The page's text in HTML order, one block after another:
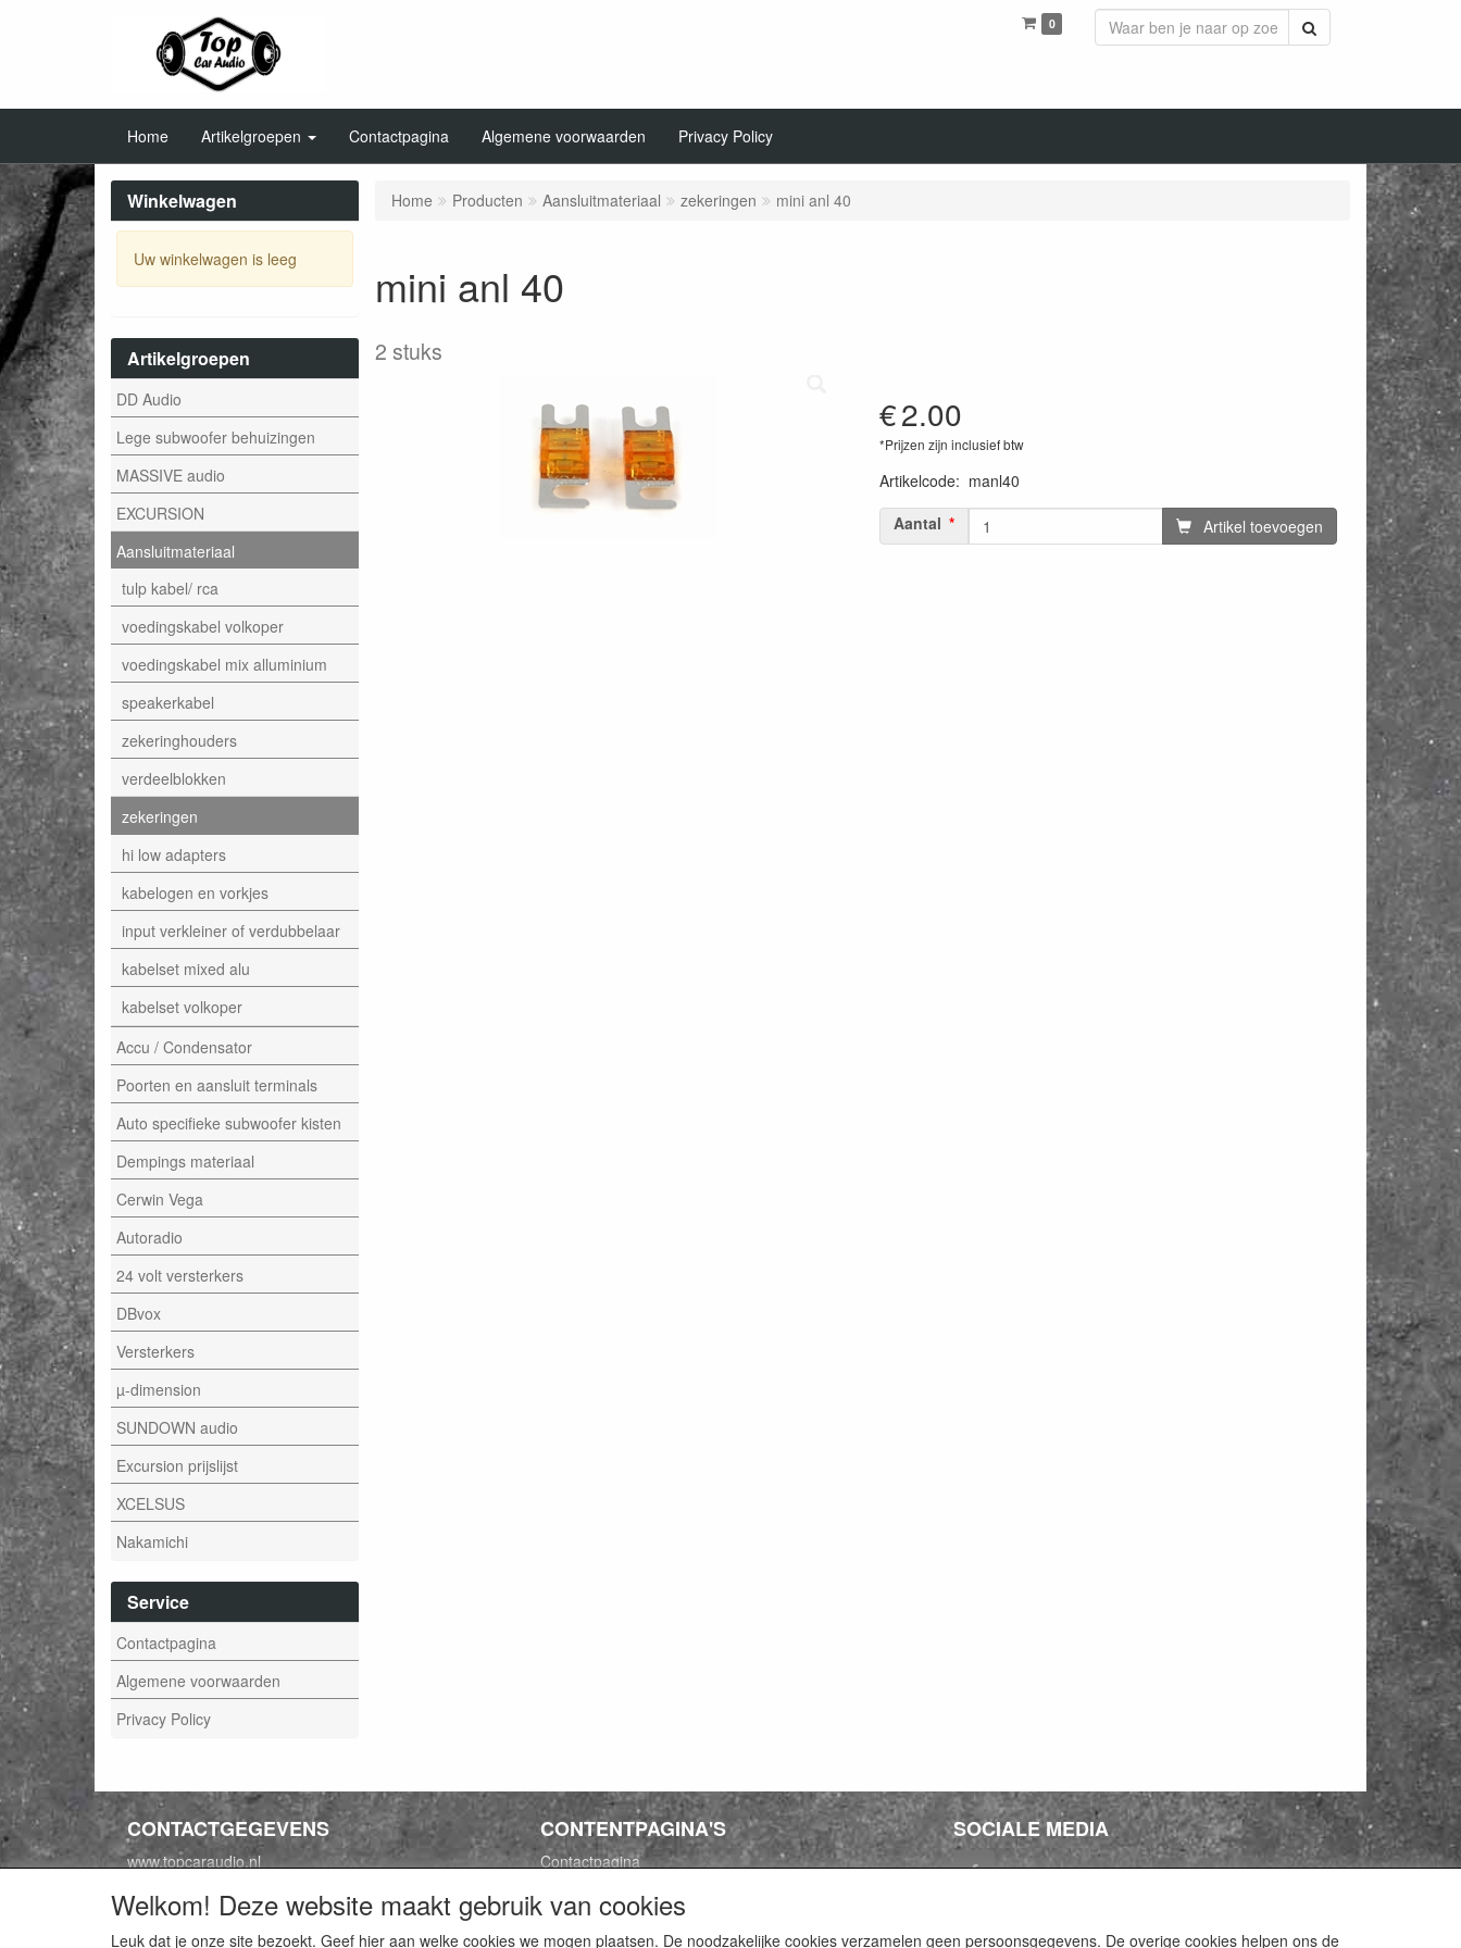
0
Home Artikelgroepen Contactpagina Algemene voorwaarden Privacy Policy
Winkelwagen
Uw winkelwagen is leeg
Artikelgroepen
DD Audio
Lege subwoofer behuizingen
MASSIVE audio
EXCURSION
Aansluitmateriaal
tulp kabel/ rca
voedingskabel volkoper
voedingskabel mix alluminium
speakerkabel
zekeringhouders
verdeelblokken
zekeringen
hi low adapters
kabelogen en vorkjes
input verkleiner of verdubbelaar
kabelset mixed alu
kabelset volkoper
Accu / Condensator
Poorten en aansluit terminals
Auto specifieke subwoofer kisten
Dempings materiaal
Cerwin Vega
Autoradio
24 volt versterkers
DBvox
Versterkers
µ-dimension
SUNDOWN audio
Excursion prijslijst
XCELSUS
Nakamichi
Service
Contactpagina
Algemene voorwaarden
Privacy Policy
Home Producten Aansluitmateriaal zekeringen mini anl 40
mini anl 40
2 stuks
€2.00
*Prijzen zijn inclusief btw
Artikelcode: manl40
Aantal
Artikel toevoegen
CONTACTGEGEVENS
www.topcaraudio.nl
8316 GA Marknesse
CONTENTPAGINA'S
Contactpagina
Privacy Policy
SOCIALE MEDIA
Welkom! Deze website maakt gebruik van cookies
Leuk dat je onze site bezoekt. Geef hier aan welke cookies we mogen plaatsen. De noodzakelijke cookies verzamelen geen persoonsgegevens. De overige cookies helpen ons de